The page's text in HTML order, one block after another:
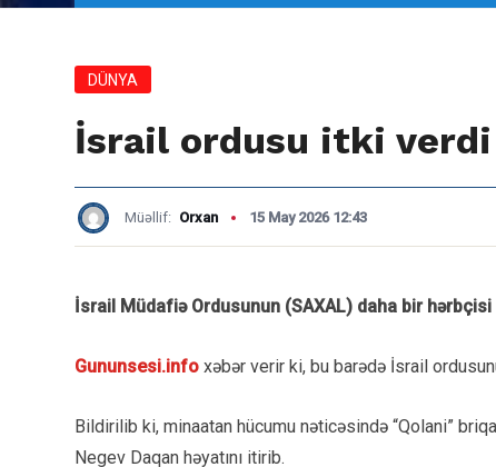
DÜNYA
İsrail ordusu itki verdi
Müəllif: Orxan 15 May 2026 12:43
İsrail Müdafiə Ordusunun (SAXAL) daha bir
Gununsesi.info xəbər verir ki, bu barədə İsrail
Bildirilib ki, minaatan hücumu nəticəsində “Qolani”
Negev Daqan həyatını itirib.